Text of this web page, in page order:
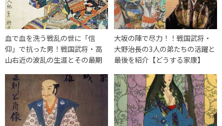
血で血を洗う戦乱の世に「信
仰」で抗った男！戦国武将・高
山右近の波乱の生涯とその最期
大坂の陣で尽力！！戦国武将・
大野治長の3人の弟たちの活躍と
最後を紹介【どうする家康】